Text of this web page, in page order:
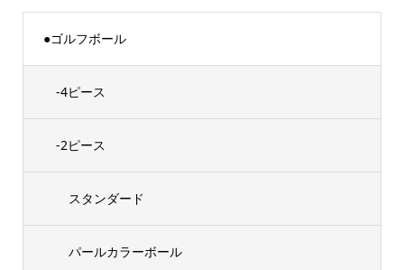
●ゴルフボール
-4ピース
-2ピース
スタンダード
パールカラーボール